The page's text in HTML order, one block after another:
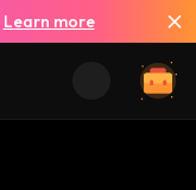
Learn more